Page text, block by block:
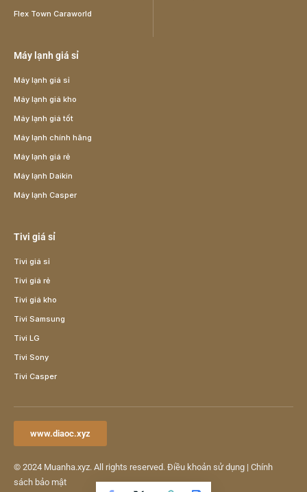
Flex Town Caraworld
Máy lạnh giá sỉ
Máy lạnh giá sỉ
Máy lạnh giá kho
Máy lạnh giá tốt
Máy lạnh chính hãng
Máy lạnh giá rẻ
Máy lạnh Daikin
Máy lạnh Casper
Tivi giá sỉ
Tivi giá sỉ
Tivi giá rẻ
Tivi giá kho
Tivi Samsung
Tivi LG
Tivi Sony
Tivi Casper
www.diaoc.xyz
© 2024 Muanha.xyz. All rights reserved. Điều khoản sử dụng | Chính
sách bảo mật